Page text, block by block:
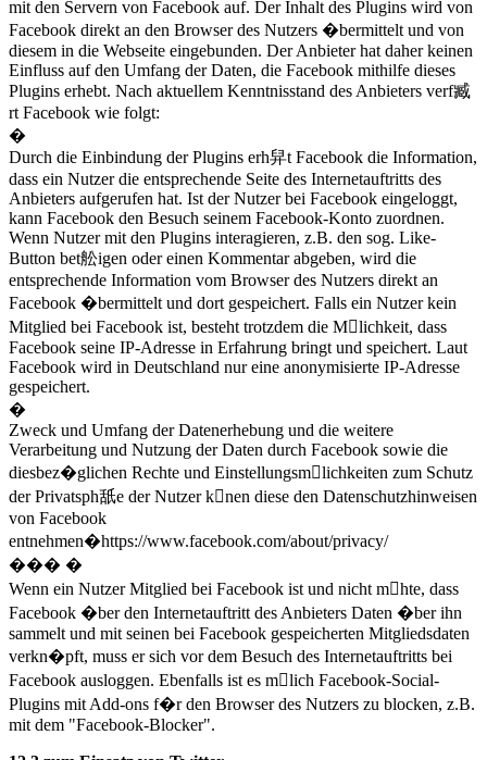
mit den Servern von Facebook auf. Der Inhalt des Plugins wird von
Facebook direkt an den Browser des Nutzers �bermittelt und von
diesem in die Webseite eingebunden. Der Anbieter hat daher keinen
Einfluss auf den Umfang der Daten, die Facebook mithilfe dieses
Plugins erhebt. Nach aktuellem Kenntnisstand des Anbieters verf臧
rt Facebook wie folgt:
�
Durch die Einbindung der Plugins erh舁t Facebook die Information,
dass ein Nutzer die entsprechende Seite des Internetauftritts des
Anbieters aufgerufen hat. Ist der Nutzer bei Facebook eingeloggt,
kann Facebook den Besuch seinem Facebook-Konto zuordnen.
Wenn Nutzer mit den Plugins interagieren, z.B. den sog. Like-
Button bet舩igen oder einen Kommentar abgeben, wird die
entsprechende Information vom Browser des Nutzers direkt an
Facebook �bermittelt und dort gespeichert. Falls ein Nutzer kein
Mitglied bei Facebook ist, besteht trotzdem die Mlichkeit, dass
Facebook seine IP-Adresse in Erfahrung bringt und speichert. Laut
Facebook wird in Deutschland nur eine anonymisierte IP-Adresse
gespeichert.
�
Zweck und Umfang der Datenerhebung und die weitere
Verarbeitung und Nutzung der Daten durch Facebook sowie die
diesbez�glichen Rechte und Einstellungsmlichkeiten zum Schutz
der Privatsph舐e der Nutzer knen diese den Datenschutzhinweisen
von Facebook
entnehmen�https://www.facebook.com/about/privacy/
��� �
Wenn ein Nutzer Mitglied bei Facebook ist und nicht mhte, dass
Facebook �ber den Internetauftritt des Anbieters Daten �ber ihn
sammelt und mit seinen bei Facebook gespeicherten Mitgliedsdaten
verkn�pft, muss er sich vor dem Besuch des Internetauftritts bei
Facebook ausloggen. Ebenfalls ist es mlich Facebook-Social-
Plugins mit Add-ons f�r den Browser des Nutzers zu blocken, z.B.
mit dem "Facebook-Blocker".